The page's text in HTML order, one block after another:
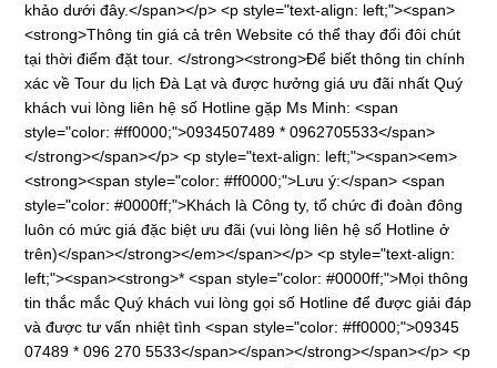
khảo dưới đây.</span></p> <p style="text-align: left;"><span>
<strong>Thông tin giá cả trên Website có thể thay đổi đôi chút
tại thời điểm đặt tour. </strong><strong>Để biết thông tin chính
xác về Tour du lịch Đà Lạt và được hưởng giá ưu đãi nhất Quý
khách vui lòng liên hệ số Hotline gặp Ms Minh: <span
style="color: #ff0000;">0934507489 * 0962705533</span>
</strong></span></p> <p style="text-align: left;"><span><em>
<strong><span style="color: #ff0000;">Lưu ý:</span> <span
style="color: #0000ff;">Khách là Công ty, tổ chức đi đoàn đông
luôn có mức giá đặc biệt ưu đãi (vui lòng liên hệ số Hotline ở
trên)</span></strong></em></span></p> <p style="text-align:
left;"><span><strong>* <span style="color: #0000ff;">Mọi thông
tin thắc mắc Quý khách vui lòng gọi số Hotline để được giải đáp
và được tư vấn nhiệt tình <span style="color: #ff0000;">09345
07489 * 096 270 5533</span></span></strong></span></p> <p